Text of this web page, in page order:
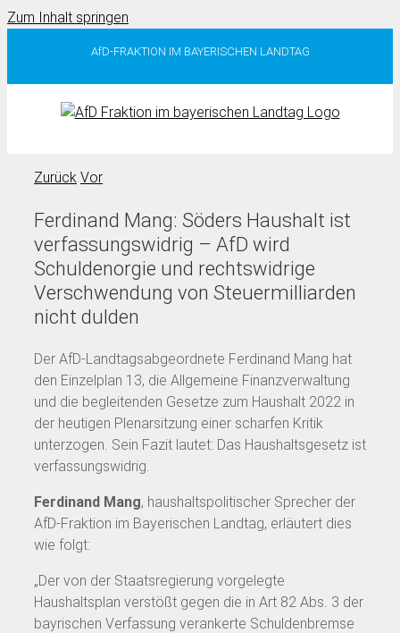
Zum Inhalt springen
AfD-FRAKTION IM BAYERISCHEN LANDTAG
Zurück Vor
Ferdinand Mang: Söders Haushalt ist
verfassungswidrig – AfD wird
Schuldenorgie und rechtswidrige
Verschwendung von Steuermilliarden
nicht dulden
Der AfD-Landtagsabgeordnete Ferdinand Mang hat
den Einzelplan 13, die Allgemeine Finanzverwaltung
und die begleitenden Gesetze zum Haushalt 2022 in
der heutigen Plenarsitzung einer scharfen Kritik
unterzogen. Sein Fazit lautet: Das Haushaltsgesetz ist
verfassungswidrig.
Ferdinand Mang, haushaltspolitischer Sprecher der
AfD-Fraktion im Bayerischen Landtag, erläutert dies
wie folgt:
„Der von der Staatsregierung vorgelegte
Haushaltsplan verstößt gegen die in Art 82 Abs. 3 der
bayrischen Verfassung verankerte Schuldenbremse